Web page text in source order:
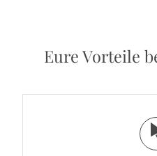
Eure Vorteile